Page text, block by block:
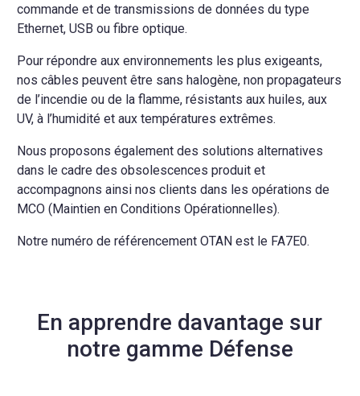
commande et de transmissions de données du type
Ethernet, USB ou fibre optique.
Pour répondre aux environnements les plus exigeants,
nos câbles peuvent être sans halogène, non propagateurs
de l’incendie ou de la flamme, résistants aux huiles, aux
UV, à l’humidité et aux températures extrêmes.
Nous proposons également des solutions alternatives
dans le cadre des obsolescences produit et
accompagnons ainsi nos clients dans les opérations de
MCO (Maintien en Conditions Opérationnelles).
Notre numéro de référencement OTAN est le FA7E0.
En apprendre davantage sur
notre gamme Défense